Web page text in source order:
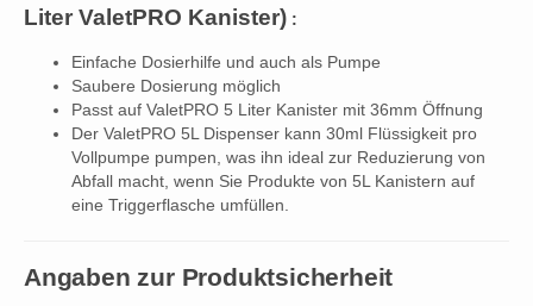
Liter ValetPRO Kanister) :
Einfache Dosierhilfe und auch als Pumpe
Saubere Dosierung möglich
Passt auf ValetPRO 5 Liter Kanister mit 36mm Öffnung
Der ValetPRO 5L Dispenser kann 30ml Flüssigkeit pro
Vollpumpe pumpen, was ihn ideal zur Reduzierung von
Abfall macht, wenn Sie Produkte von 5L Kanistern auf
eine Triggerflasche umfüllen.
Angaben zur Produktsicherheit